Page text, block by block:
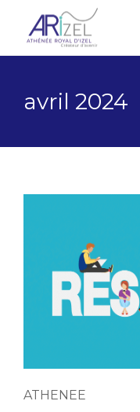
avril 2024
ATHENEE